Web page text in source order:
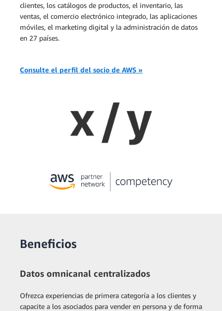
clientes, los catálogos de productos, el inventario, las
ventas, el comercio electrónico integrado, las aplicaciones
móviles, el marketing digital y la administración de datos
en 27 países.
Consulte el perfil del socio de AWS »
Beneficios
Datos omnicanal centralizados
Ofrezca experiencias de primera categoría a los clientes y
capacite a los asociados para vender en persona y de forma